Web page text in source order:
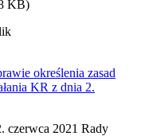
KB)
określenia zasad
KR z dnia 2.
czerwca 2021 Rady